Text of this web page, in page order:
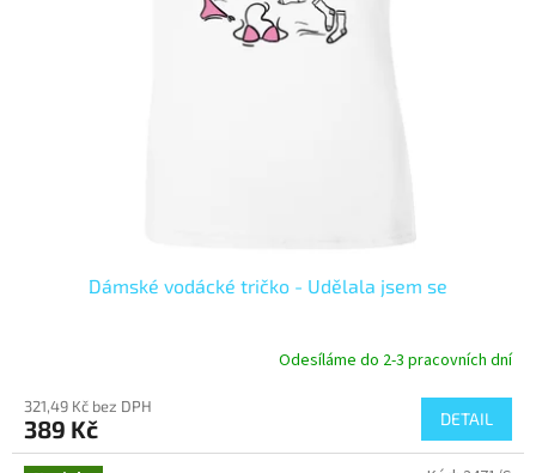
Dámské vodácké tričko - Udělala jsem se
Odesíláme do 2-3 pracovních dní
321,49 Kč bez DPH
389 Kč DETAIL